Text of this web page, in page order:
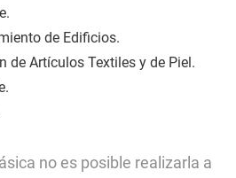
de Edificios.
de Artículos Textiles y de Piel.
no es posible realizarla a